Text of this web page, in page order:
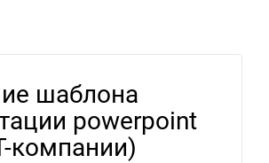
шаблона
powerpoint
компании)